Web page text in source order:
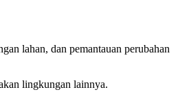
lahan, dan pemantauan perubahan
lingkungan lainnya.